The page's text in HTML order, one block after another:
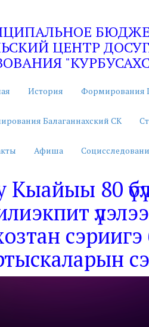
ЦЕНТР
История Формирования
Балаганнахский СК
Афиша
Кыайыы 80